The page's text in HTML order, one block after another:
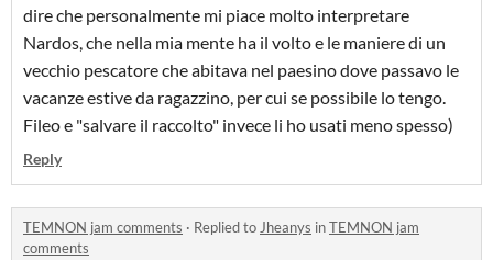
dire che personalmente mi piace molto interpretare
Nardos, che nella mia mente ha il volto e le maniere di un
vecchio pescatore che abitava nel paesino dove passavo le
vacanze estive da ragazzino, per cui se possibile lo tengo.
Fileo e "salvare il raccolto" invece li ho usati meno spesso)
Reply
TEMNON jam comments · Replied toJheanys inTEMNON jam
comments